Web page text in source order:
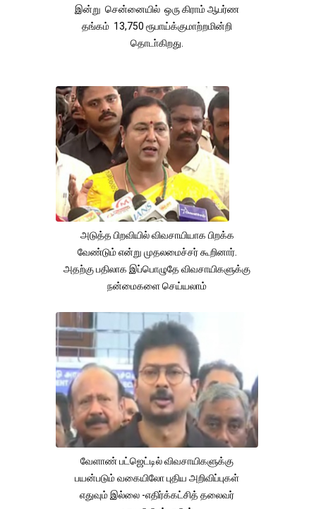
இன்று சென்னையில் ஒரு கிராம் ஆபர்ண
தங்கம் 13,750 ரூபாய்க்குமாற்றமின்றி
தொடா்கிறது.
அடுத்த பிறவியில் விவசாயியாக பிறக்க
வேண்டும் என்று முதலமைச்சர் கூறினார்.
அதற்கு பதிலாக இப்பொழுதே விவசாயிகளுக்கு
நன்மைகளை செய்யலாம்
வேளாண் பட்ஜெட்டில் விவசாயிகளுக்கு
பயன்படும் வகையிலோ புதிய அறிவிப்புகள்
எதுவும் இல்லை -எதிர்க்கட்சித் தலைவர்